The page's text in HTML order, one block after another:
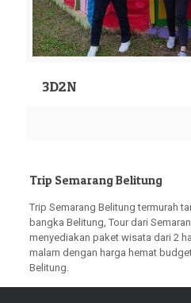
3D2N
Trip Semarang Belitung
Trip Semarang Belitung termurah
bangka Belitung, Tour dari
menyediakan paket wisata dari 2
malam dengan harga hemat
Belitung.